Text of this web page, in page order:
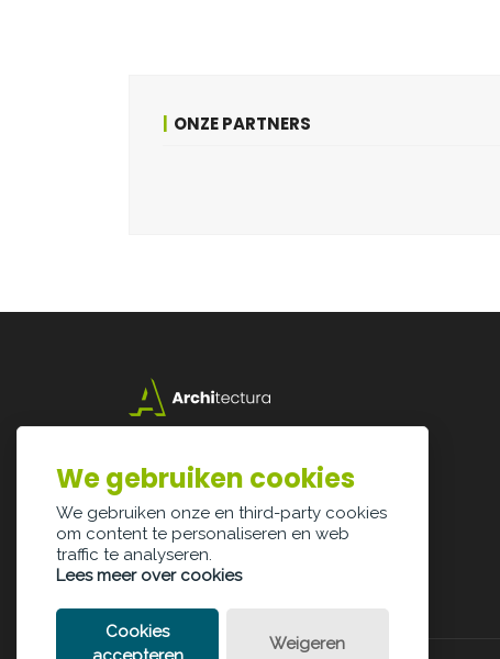
ONZE PARTNERS
3500 Hasselt
info@architectura.be
We gebruiken cookies
We gebruiken onze en third-party cookies
om content te personaliseren en web
traffic te analyseren.
Lees meer over cookies
Cookies
Weigeren